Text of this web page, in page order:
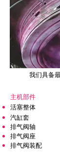
我们具备
主机部件
活塞整体
汽缸套
排气阀轴
排气阀座
排气阀装配